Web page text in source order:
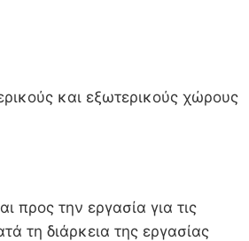
και εξωτερικούς χώρους
προς την εργασία για τις
τη διάρκεια της εργασίας